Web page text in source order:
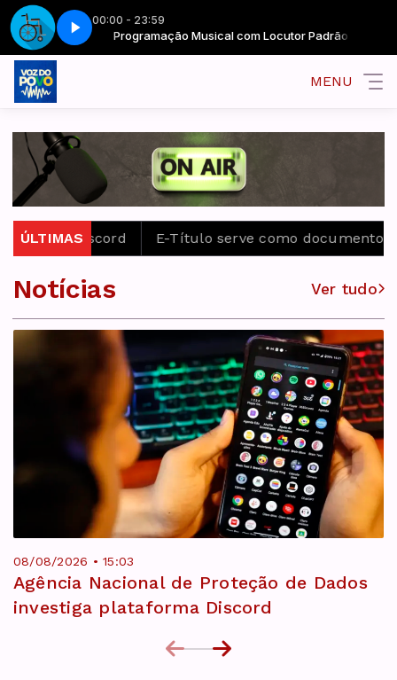
00:00 - 23:59
Padrão Programação Musical com Locutor Padrão
Acessibilidade - Spot 2
MENU
ÚLTIMAS
Discord E-Título serve como documento para
Notícias Ver tudo
08/08/2026 • 15:03
Agência Nacional de Proteção de Dados
investiga plataforma Discord